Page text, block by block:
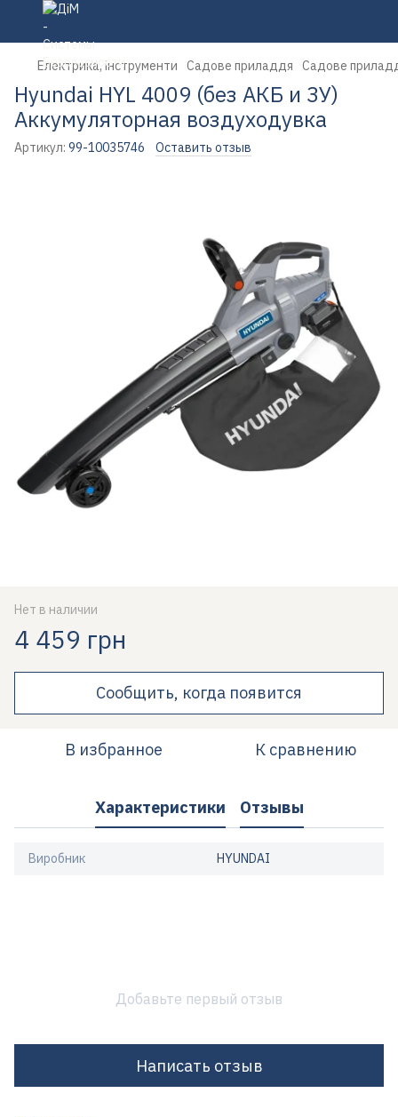
Електрика, інструменти Садове приладдя Садове
Hyundai HYL 4009 (без АКБ и ЗУ)
Аккумуляторная воздуходувка
Артикул: 99-10035746 Оставить отзыв
Нет в наличии
4 459 грн
Сообщить, когда появится
В избранное К сравнению
Характеристики Отзывы
Виробник HYUNDAI
Добавьте первый отзыв
Написать отзыв